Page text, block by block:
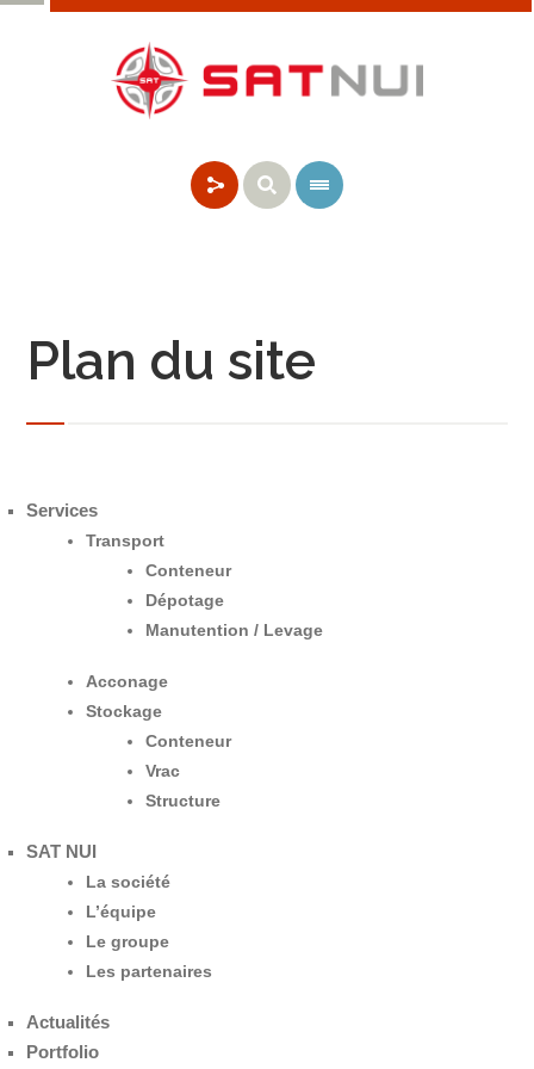
Plan du site
Services
Transport
Conteneur
Dépotage
Manutention / Levage
Acconage
Stockage
Conteneur
Vrac
Structure
SAT NUI
La société
L’équipe
Le groupe
Les partenaires
Actualités
Portfolio